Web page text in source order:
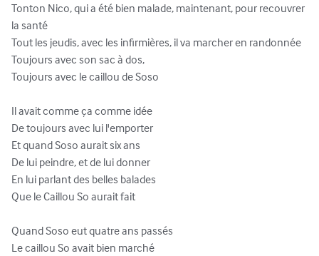
Tonton Nico, qui a été bien malade, maintenant, pour recouvrer
la santé
Tout les jeudis, avec les infirmières, il va marcher en randonnée
Toujours avec son sac à dos,
Toujours avec le caillou de Soso
Il avait comme ça comme idée
De toujours avec lui l'emporter
Et quand Soso aurait six ans
De lui peindre, et de lui donner
En lui parlant des belles balades
Que le Caillou So aurait fait
Quand Soso eut quatre ans passés
Le caillou So avait bien marché